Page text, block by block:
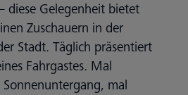
diese Gelegenheit bietet
Zuschauern in der
Stadt. Täglich präsentiert
Fahrgastes. Mal
mal